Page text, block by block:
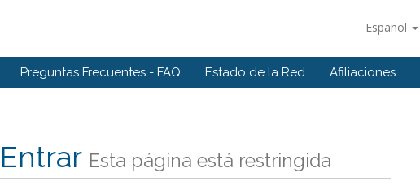
Español
Preguntas Frecuentes - FAQ Estado de la Red Afiliaciones
Entrar Esta página está restringida